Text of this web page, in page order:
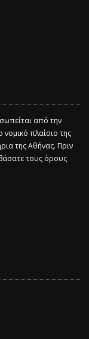
από την
νομικό πλαίσιο της
της Αθήνας. Πριν
τους όρους